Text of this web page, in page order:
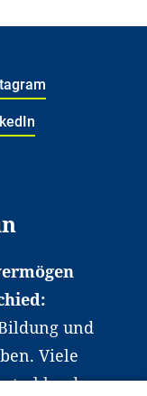
und
Viele